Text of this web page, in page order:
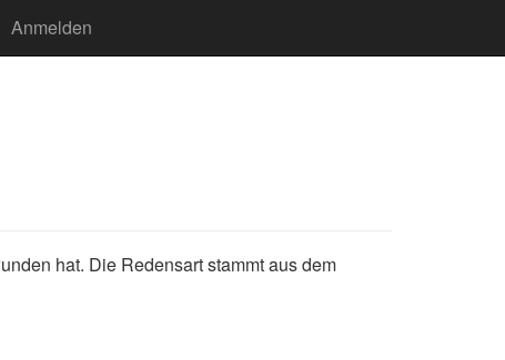
Anmelden
hat. Die Redensart stammt aus dem